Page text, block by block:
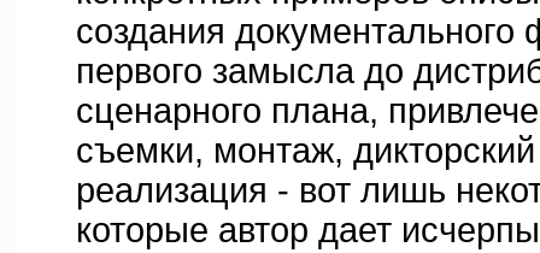
создания документального
первого замысла до
сценарного плана,
съемки, монтаж, дикторский
реализация - вот лишь
которые автор дает